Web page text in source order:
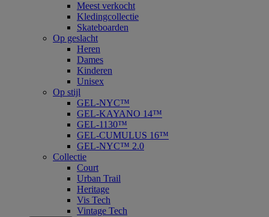
Meest verkocht
Kledingcollectie
Skateboarden
Op geslacht
Heren
Dames
Kinderen
Unisex
Op stijl
GEL-NYC™
GEL-KAYANO 14™
GEL-1130™
GEL-CUMULUS 16™
GEL-NYC™ 2.0
Collectie
Court
Urban Trail
Heritage
Vis Tech
Vintage Tech